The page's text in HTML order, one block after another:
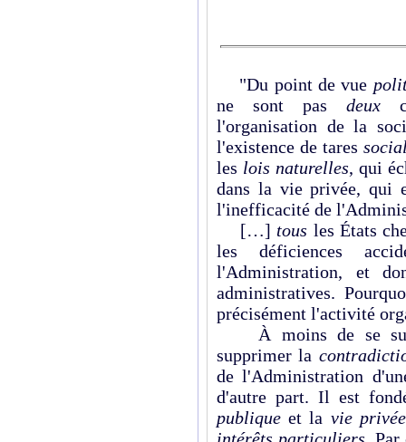
"Du point de vue
ne sont pas deux
l'organisation de la
l'existence de tares
les lois naturelles, qui
dans la vie privée, qui
l'inefficacité de
[…] tous les États
les déficiences
l'Administration, et
administratives.
précisément l'activité
À moins de se
supprimer la
de l'Administration
d'autre part. Il est
publique et la vie privée